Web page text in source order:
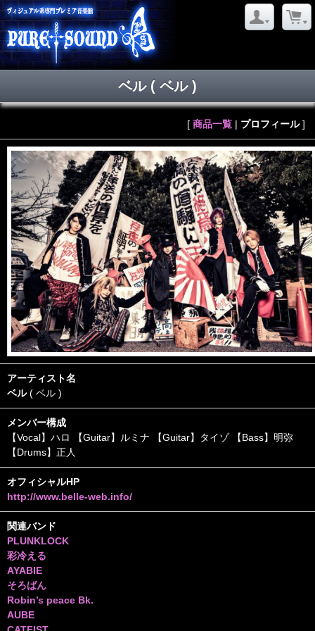
ベル( ベル )
[ 商品一覧 | プロフィール]
アーティスト名
ベル( ベル )
メンバー構成
【Vocal】ハロ 【Guitar】ルミナ 【Guitar】タイゾ 【Bass】明弥
【Drums】正人
オフィシャルHP
http://www.belle-web.info/
関連バンド
PLUNKLOCK
彩冷える
AYABIE
そろばん
Robin’s peace Bk.
AUBE